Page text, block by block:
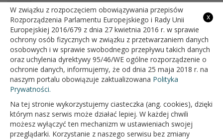
Wt 7:30 - 15:30
Śr 7:30 - 15:30
Czw 7:30 - 15:30
Pt 7:30 - 15:30
OFICJALNY SERWIS INTERNETOWY GMINY BIAŁOPOLE
x
W związku z rozpoczęciem obowiązywania przepisów
Rozporządzenia Parlamentu Europejskiego i Rady Unii
Europejskiej 2016/679 z dnia 27 kwietnia 2016 r. w sprawie
ochrony osób fizycznych w związku z przetwarzaniem danych
osobowych i w sprawie swobodnego przepływu takich danych
oraz uchylenia dyrektywy 95/46/WE ogólne rozporządzenie o
ochronie danych, informujemy, że od dnia 25 maja 2018 r. na
naszym portalu obowiązuje zaktualizowana Polityka
Prywatności.
Na tej stronie wykorzystujemy ciasteczka (ang. cookies), dzięki
którym nasz serwis może działać lepiej. W każdej chwili
możesz wyłączyć ten mechanizm w ustawieniach swojej
przeglądarki. Korzystanie z naszego serwisu bez zmiany